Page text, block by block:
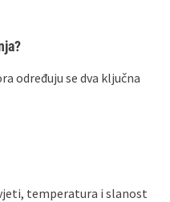
određuju se dva ključna
temperatura i slanost